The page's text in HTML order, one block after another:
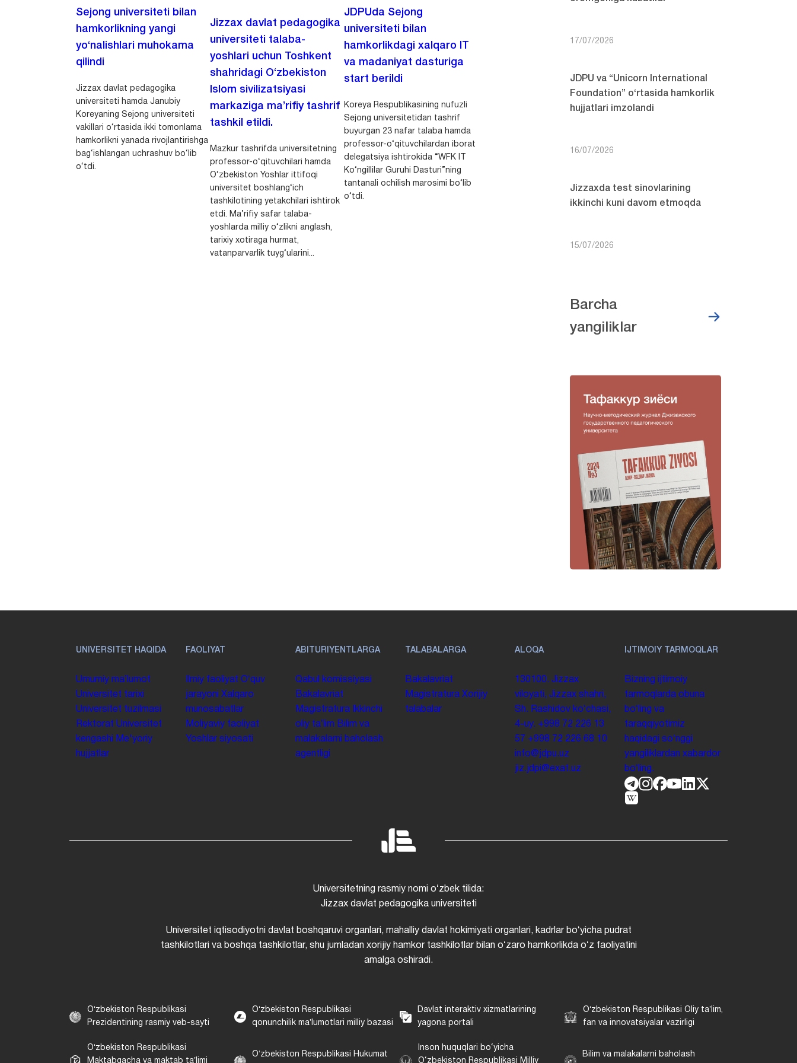
Sejong universiteti bilan
hamkorlikning yangi
yo‘nalishlari muhokama
qilindi
Jizzax davlat pedagogika
universiteti hamda Janubiy
Koreyaning Sejong universiteti
vakillari o‘rtasida ikki tomonlama
hamkorlikni yanada rivojlantirishga
bag‘ishlangan uchrashuv bo‘lib
o‘tdi.
Jizzax davlat pedagogika
universiteti talaba-
yoshlari uchun Toshkent
shahridagi O‘zbekiston
Islom sivilizatsiyasi
markaziga ma’rifiy tashrif
tashkil etildi.
Mazkur tashrifda universitetning
professor-o‘qituvchilari hamda
O‘zbekiston Yoshlar ittifoqi
universitet boshlang‘ich
tashkilotining yetakchilari ishtirok
etdi. Ma’rifiy safar talaba-
yoshlarda milliy o‘zlikni anglash,
tarixiy xotiraga hurmat,
vatanparvarlik tuyg‘ularini...
JDPUda Sejong
universiteti bilan
hamkorlikdagi xalqaro IT
va madaniyat dasturiga
start berildi
Koreya Respublikasining nufuzli
Sejong universitetidan tashrif
buyurgan 23 nafar talaba hamda
professor-o‘qituvchilardan iborat
delegatsiya ishtirokida “WFK IT
Ko‘ngillilar Guruhi Dasturi”ning
tantanali ochilish marosimi bo‘lib
o‘tdi.
17/07/2026
JDPU va “Unicorn International
Foundation” o‘rtasida hamkorlik
hujjatlari imzolandi
16/07/2026
Jizzaxda test sinovlarining
ikkinchi kuni davom etmoqda
15/07/2026
Barcha
yangiliklar
UNIVERSITET HAQIDA
Umumiy maʼlumot
Universitet tarixi
Universitet tuzilmasi
Rektorat Universitet
kengashi
Me'yoriy
hujjatlar
FAOLIYAT
Ilmiy faoliyat Oʻquv
jarayoni Xalqaro
munosabatlar
Moliyaviy faoliyat
Yoshlar siyosati
ABITURIYENTLARGA
Qabul komissiyasi
Bakalavriat
Magistratura
Ikkinchi
oliy taʼlim Bilim va
malakalarni baholash
agentligi
TALABALARGA
Bakalavriat
Magistratura Xorijiy
talabalar
ALOQA
130100. Jizzax
viloyati, Jizzax shahri,
Sh. Rashidov koʻchasi,
4-uy. +998 72 226 13
57 +998 72 226 68 10
info@jdpu.uz
jiz.jdpi@exat.uz
IJTIMOIY TARMOQLAR
Bizning ijtimoiy
tarmoqlarda obuna
boʻling va
taraqqiyotimiz
haqidagi soʻnggi
yangiliklardan xabardor
boʻling.
Universitetning rasmiy nomi oʻzbek tilida:
Jizzax davlat pedagogika universiteti
Universitet iqtisodiyotni davlat boshqaruvi organlari, mahalliy davlat hokimiyati organlari, kadrlar boʻyicha pudrat
tashkilotlari va boshqa tashkilotlar, shu jumladan xorijiy hamkor tashkilotlar bilan oʻzaro hamkorlikda oʻz faoliyatini
amalga oshiradi.
Oʻzbekiston Respublikasi
Prezidentining rasmiy veb-sayti
Oʻzbekiston Respublikasi
qonunchilik maʼlumotlari milliy bazasi
Davlat interaktiv xizmatlarining
yagona portali
Oʻzbekiston Respublikasi Oliy taʼlim,
fan va innovatsiyalar vazirligi
Oʻzbekiston Respublikasi
Maktabgacha va maktab taʼlimi
Oʻzbekiston Respublikasi Hukumat
Inson huquqlari bo‘yicha
O‘zbekiston Respublikasi Milliy
Bilim va malakalarni baholash